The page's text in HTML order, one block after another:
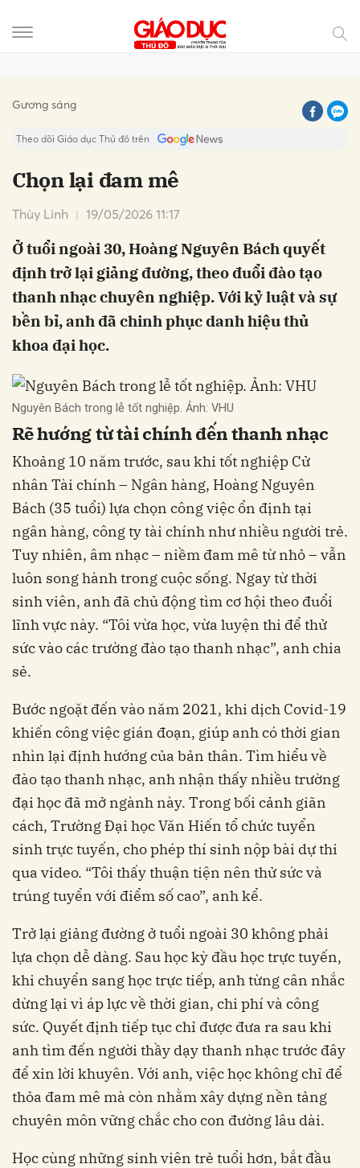
Gương sáng
Theo dõi Giáo dục Thủ đô trên
Chọn lại đam mê
Thùy Linh 19/05/2026 11:17
Ở tuổi ngoài 30, Hoàng Nguyên Bách quyết
định trở lại giảng đường, theo đuổi đào tạo
thanh nhạc chuyên nghiệp. Với kỷ luật và sự
bền bỉ, anh đã chinh phục danh hiệu thủ
khoa đại học.
Nguyên Bách trong lễ tốt nghiệp. Ảnh: VHU
Rẽ hướng từ tài chính đến thanh nhạc
Khoảng 10 năm trước, sau khi tốt nghiệp Cử
nhân Tài chính – Ngân hàng, Hoàng Nguyên
Bách (35 tuổi) lựa chọn công việc ổn định tại
ngân hàng, công ty tài chính như nhiều người trẻ.
Tuy nhiên, âm nhạc – niềm đam mê từ nhỏ – vẫn
luôn song hành trong cuộc sống. Ngay từ thời
sinh viên, anh đã chủ động tìm cơ hội theo đuổi
lĩnh vực này. “Tôi vừa học, vừa luyện thi để thử
sức vào các trường đào tạo thanh nhạc”, anh chia
sẻ.
Bước ngoặt đến vào năm 2021, khi dịch Covid-19
khiến công việc gián đoạn, giúp anh có thời gian
nhìn lại định hướng của bản thân. Tìm hiểu về
đào tạo thanh nhạc, anh nhận thấy nhiều trường
đại học đã mở ngành này. Trong bối cảnh giãn
cách, Trường Đại học Văn Hiến tổ chức tuyển
sinh trực tuyến, cho phép thí sinh nộp bài dự thi
qua video. “Tôi thấy thuận tiện nên thử sức và
trúng tuyển với điểm số cao”, anh kể.
Trở lại giảng đường ở tuổi ngoài 30 không phải
lựa chọn dễ dàng. Sau học kỳ đầu học trực tuyến,
khi chuyển sang học trực tiếp, anh từng cân nhắc
dừng lại vì áp lực về thời gian, chi phí và công
sức. Quyết định tiếp tục chỉ được đưa ra sau khi
anh tìm đến người thầy dạy thanh nhạc trước đây
để xin lời khuyên. Với anh, việc học không chỉ để
thỏa đam mê mà còn nhằm xây dựng nền tảng
chuyên môn vững chắc cho con đường lâu dài.
Học cùng những sinh viên trẻ tuổi hơn, bắt đầu
Hủy Gửi